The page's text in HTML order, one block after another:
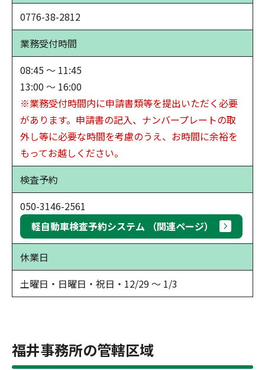
0776-38-2812
業務受付時間
08:45 ～ 11:45
13:00 ～ 16:00
※業務受付時間内に申請書類等を提出いただく必要
があります。申請書の記入、ナンバープレートの取
外し等に必要な時間を考慮のうえ、お時間に余裕を
もってお越しください。
検査予約
050-3146-2561
軽自動車検査予約システム （関連ページ）
休業日
土曜日・日曜日・祝日・12/29 ～ 1/3
福井事務所の管轄区域